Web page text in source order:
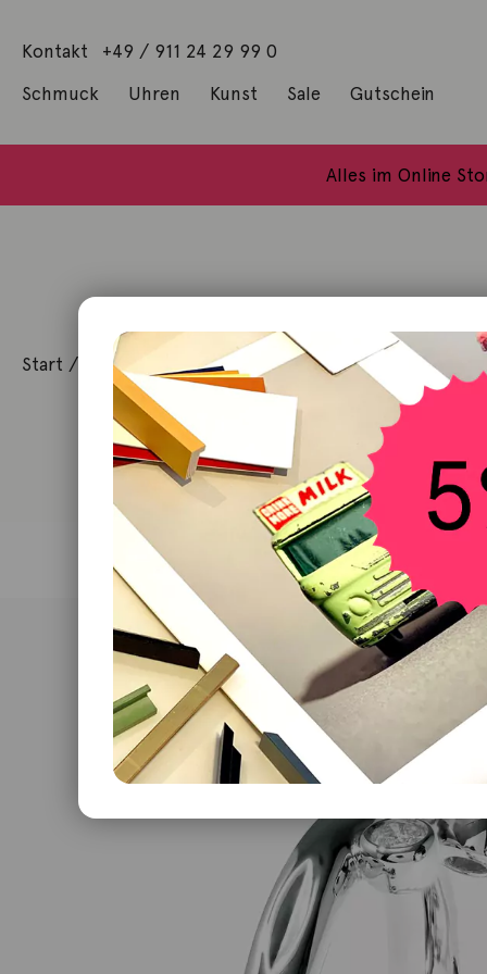
Kontakt +49 / 911 24 29 99 0
Schmuck Uhren Kunst Sale Gutschein
Alles im Online
Start / Schmuck Ring/ Ring Gypsy Crown Brillant